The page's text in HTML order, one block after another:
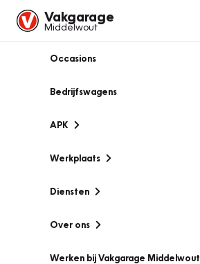
Vakgarage
Middelwout
Occasions
Bedrijfswagens
APK
Werkplaats
Diensten
Over ons
Werken bij Vakgarage Middelwout